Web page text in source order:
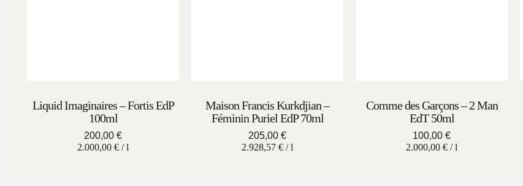
Liquid Imaginaires – Fortis EdP
100ml
200,00 €
2.000,00 € /l
Maison Francis Kurkdjian –
Féminin Puriel EdP 70ml
205,00 €
2.928,57 € /l
Comme des Garçons – 2 Man
EdT 50ml
100,00 €
2.000,00 € /l